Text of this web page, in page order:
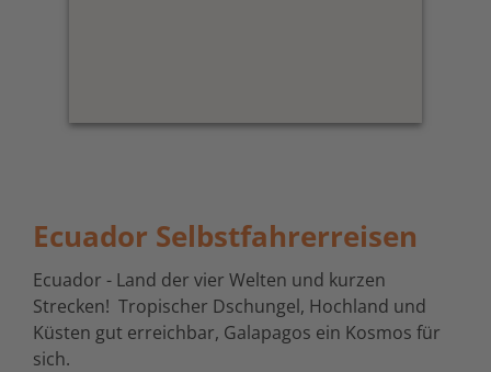
Ecuador Selbstfahrerreisen
Ecuador - Land der vier Welten und kurzen
Strecken! Tropischer Dschungel, Hochland und
Küsten gut erreichbar, Galapagos ein Kosmos für
sich.